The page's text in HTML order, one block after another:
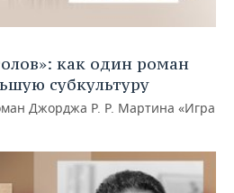
как один роман
субкультуру
Джорджа Р. Р. Мартина «Игра